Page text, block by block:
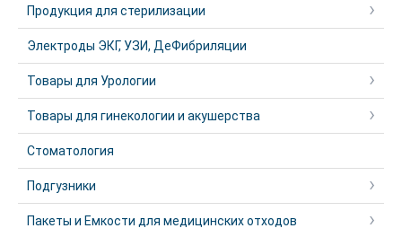
Продукция для стерилизации
Электроды ЭКГ, УЗИ, ДеФибриляции
Товары для Урологии
Товары для гинекологии и акушерства
Стоматология
Подгузники
Пакеты и Емкости для медицинских отходов